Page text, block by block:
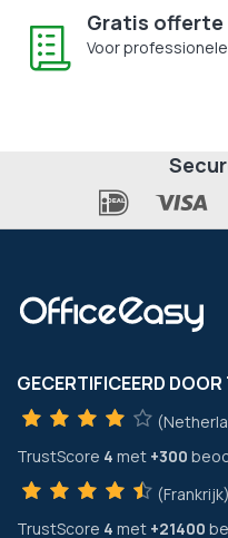
Gratis offerte
Voor
GECERTIFICEERD
TrustScore 4 met +300
(Frankrijk)
TrustScore 4 met +21400